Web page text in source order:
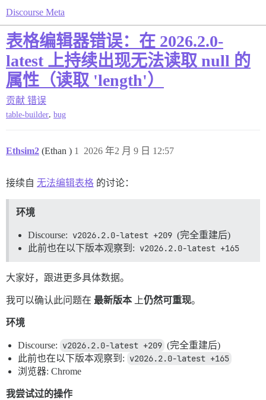
Discourse Meta
表格编辑器错误：在 2026.2.0-
latest 上持续出现无法读取 null 的
属性（读取 'length'）
贡献 错误
table-builder, bug
Ethsim2 (Ethan ) 2026 年2 月 9 日 12:57
1
接续自 无法编辑表格 的讨论：
环境
Discourse: v2026.2.0-latest +209 (完全重建后)
此前也在以下版本观察到: v2026.2.0-latest +165
大家好，跟进更多具体数据。
我可以确认此问题在 最新版本 上仍然可重现。
环境
Discourse: v2026.2.0-latest +209 (完全重建后)
此前也在以下版本观察到: v2026.2.0-latest +165
浏览器: Chrome
我尝试过的操作